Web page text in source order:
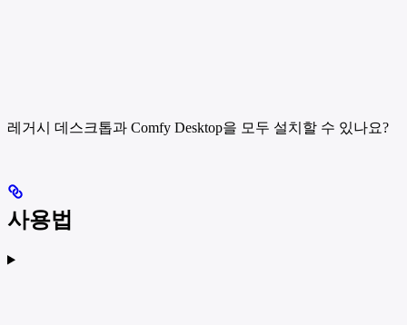
레거시 데스크톱과 Comfy Desktop을 모두 설치할 수 있나요?
사용법